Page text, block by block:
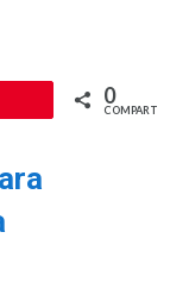
0
COMPARTIR